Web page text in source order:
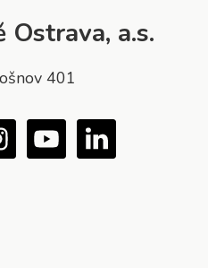
Ostrava, a.s.
401
Instagram YouTube